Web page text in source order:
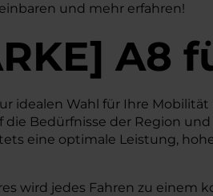
und mehr erfahren!
] A8
idealen Wahl für Ihre
Bedürfnisse der Region
eine optimale Leistung,
wird jedes Fahren zu einem